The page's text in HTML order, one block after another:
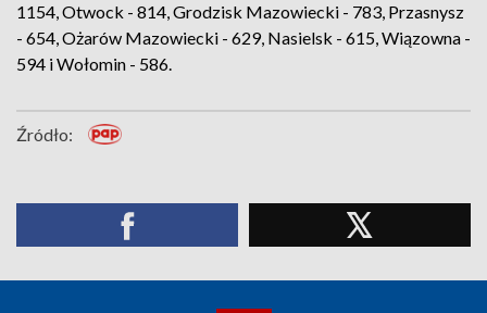
1154, Otwock - 814, Grodzisk Mazowiecki - 783, Przasnysz
- 654, Ożarów Mazowiecki - 629, Nasielsk - 615, Wiązowna -
594 i Wołomin - 586.
Źródło: